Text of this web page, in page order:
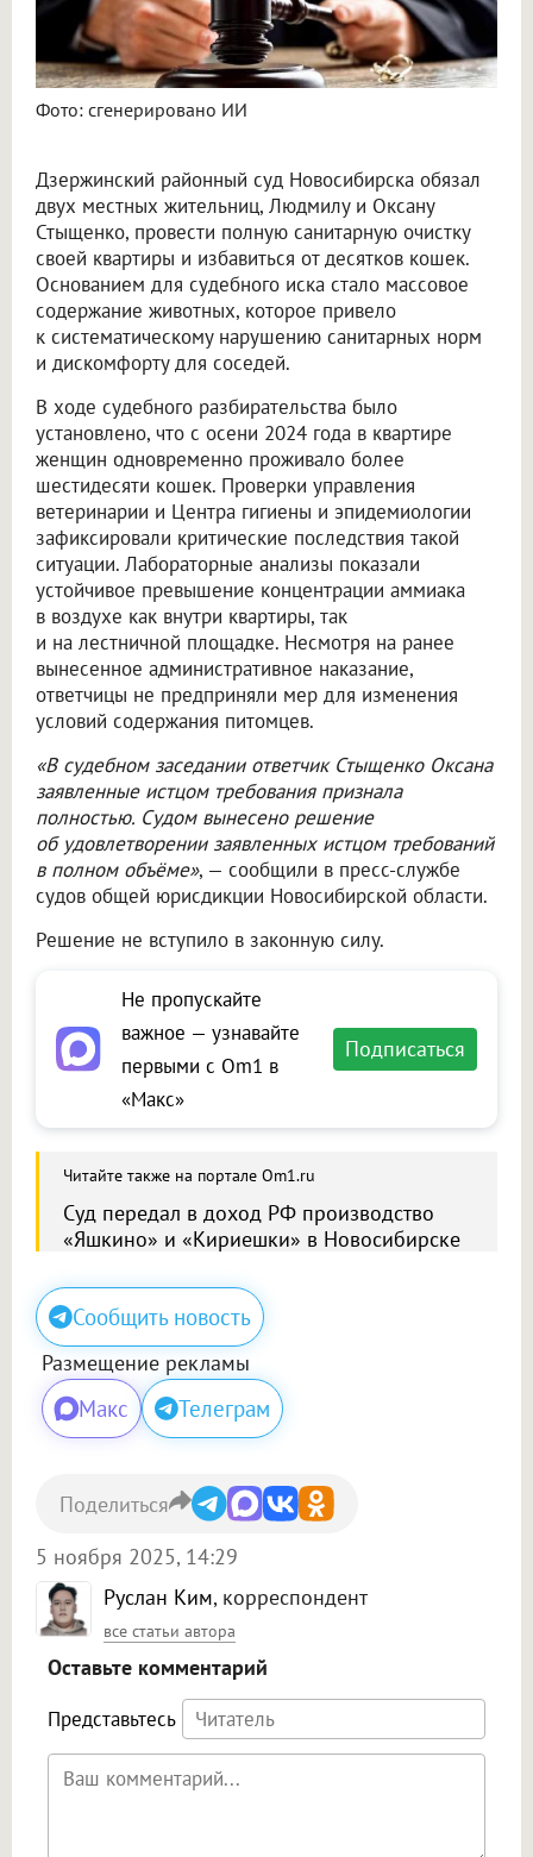
Фото: сгенерировано ИИ
Дзержинский районный суд Новосибирска обязал
двух местных жительниц, Людмилу и Оксану
Стыщенко, провести полную санитарную очистку
своей квартиры и избавиться от десятков кошек.
Основанием для судебного иска стало массовое
содержание животных, которое привело
к систематическому нарушению санитарных норм
и дискомфорту для соседей.
В ходе судебного разбирательства было
установлено, что с осени 2024 года в квартире
женщин одновременно проживало более
шестидесяти кошек. Проверки управления
ветеринарии и Центра гигиены и эпидемиологии
зафиксировали критические последствия такой
ситуации. Лабораторные анализы показали
устойчивое превышение концентрации аммиака
в воздухе как внутри квартиры, так
и на лестничной площадке. Несмотря на ранее
вынесенное административное наказание,
ответчицы не предприняли мер для изменения
условий содержания питомцев.
«В судебном заседании ответчик Стыщенко Оксана
заявленные истцом требования признала
полностью. Судом вынесено решение
об удовлетворении заявленных истцом требований
в полном объёме», — сообщили в пресс-службе
судов общей юрисдикции Новосибирской области.
Решение не вступило в законную силу.
Не пропускайте
важное — узнавайте
первыми с Om1 в
«Макс»
Подписаться
Читайте также на портале Om1.ru
Суд передал в доход РФ производство
«Яшкино» и «Кириешки» в Новосибирске
Сообщить новость
Размещение рекламы
Макс Телеграм
Руслан Ким, корреспондент
все статьи автора
5 ноября 2025, 14:29
Поделиться
Оставьте комментарий
Представьтесь